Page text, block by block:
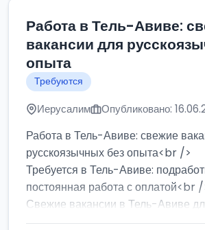
Работа в Тель-Авиве:
вакансии для
опыта
Требуются
Иерусалим Опубликовано:
Работа в Тель-Авиве: свежие
русскоязычных без опыта<br />
Требуется в Тель-Авиве:
постоянная работа с оплатой<br /
Свежие вакансии в Тель-Авиве
женщин от хозя...